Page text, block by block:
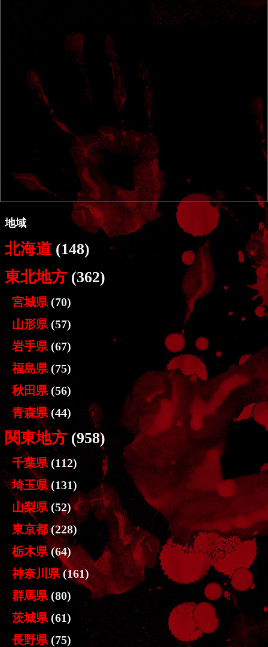
地域
北海道(148)
東北地方 (362)
宮城県 (70)
山形県 (57)
岩手県 (67)
福島県 (75)
秋田県 (56)
青森県(44)
関東地方 (958)
千葉県 (112)
埼玉県(131)
山梨県 (52)
東京都(228)
栃木県(64)
神奈川県(161)
群馬県 (80)
茨城県 (61)
長野県 (75)